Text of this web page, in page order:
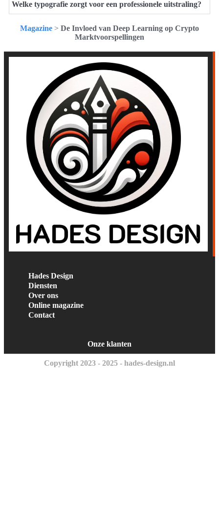
Welke typografie zorgt voor een professionele uitstraling?
Magazine > De Invloed van Deep Learning op Crypto
Marktvoorspellingen
Hades Design
Diensten
Over ons
Online magazine
Contact
Onze klanten
Copyright 2023 - 2025 - hades-design.nl